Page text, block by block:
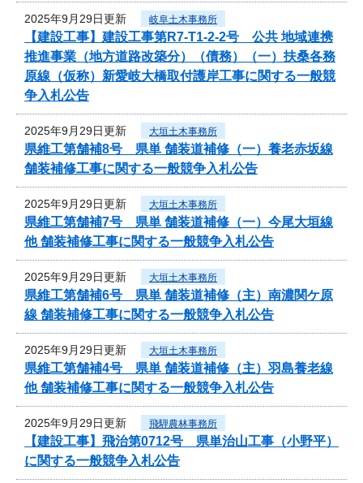
2025年9月29日更新 岐阜土木事務所
【建設工事】建設工事第R7-T1-2-2号 公共 地域連携
推進事業（地方道路改築分）（債務）（一）扶桑各務
原線（仮称）新愛岐大橋取付護岸工事に関する一般競
争入札公告
2025年9月29日更新 大垣土木事務所
県維工第舗補8号 県単 舗装道補修（一）養老赤坂線
舗装補修工事に関する一般競争入札公告
2025年9月29日更新 大垣土木事務所
県維工第舗補7号 県単 舗装道補修（一）今尾大垣線
他 舗装補修工事に関する一般競争入札公告
2025年9月29日更新 大垣土木事務所
県維工第舗補6号 県単 舗装道補修（主）南濃関ケ原
線 舗装補修工事に関する一般競争入札公告
2025年9月29日更新 大垣土木事務所
県維工第舗補4号 県単 舗装道補修（主）羽島養老線
他 舗装補修工事に関する一般競争入札公告
2025年9月29日更新 飛騨農林事務所
【建設工事】飛治第0712号 県単治山工事（小野平）
に関する一般競争入札公告